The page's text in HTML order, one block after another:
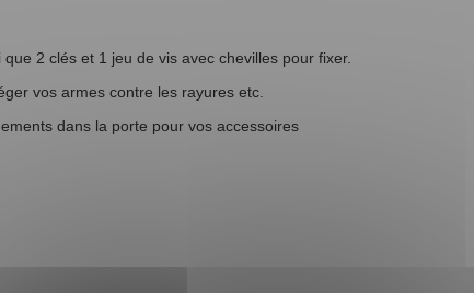
2 clés et 1 jeu de vis avec chevilles pour fixer.
vos armes contre les rayures etc.
dans la porte pour vos accessoires